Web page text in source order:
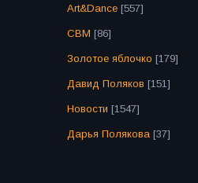
Art&Dance [557]
СВМ [86]
Золотое яблочко [179]
Давид Поляков [151]
Новости [1547]
Дарья Полякова [37]